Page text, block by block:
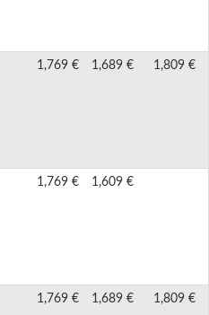
1,769 € 1,689 € 1,809 €
1,769 € 1,609 €
1,769 € 1,689 € 1,809 €